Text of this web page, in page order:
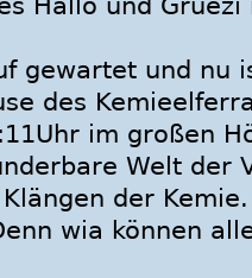
gewartet und nu
des
im großen
Welt der
der
wia können